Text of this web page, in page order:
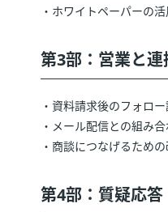
・ホワイトペーパーの
第3部：営業と
・資料請求後のフォロ
・メール配信との組み
・商談につなげるため
第4部：質疑応答